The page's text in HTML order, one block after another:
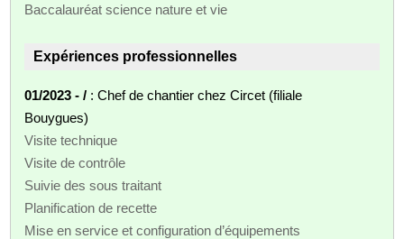
Baccalauréat science nature et vie
Expériences professionnelles
01/2023 - / : Chef de chantier chez Circet (filiale
Bouygues)
Visite technique
Visite de contrôle
Suivie des sous traitant
Planification de recette
Mise en service et configuration d’équipements